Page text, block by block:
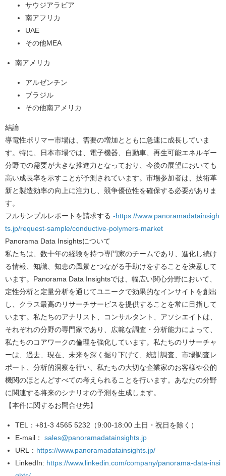
サウジアラビア
南アフリカ
UAE
その他MEA
南アメリカ
アルゼンチン
ブラジル
その他南アメリカ
結論
導電性ポリマー市場は、需要の増加とともに急速に成長していま
す。特に、日本市場では、電子機器、自動車、再生可能エネルギー
分野での需要が大きな推進力となっており、今後の展望においても
高い成長率を示すことが予測されています。市場参加者は、技術革
新と製造効率の向上に注力し、競争優位性を確保する必要がありま
す。
フルサンプルレポートを請求する -https://www.panoramadatainsigh
ts.jp/request-sample/conductive-polymers-market
Panorama Data Insightsについて
私たちは、数十年の経験を持つ専門家のチームであり、進化し続け
る情報、知識、知恵の風景とつながる手助けをすることを決意して
います。Panorama Data Insightsでは、幅広い関心分野において、
定性分析と定量分析を通じてユニークで効果的なインサイトを創出
し、クラス最高のリサーチサービスを提供することを常に目指して
います。私たちのアナリスト、コンサルタント、アソシエイトは、
それぞれの分野の専門家であり、広範な調査・分析能力によって、
私たちのコアワークの倫理を強化しています。私たちのリサーチャ
ーは、過去、現在、未来を深く掘り下げて、統計調査、市場調査レ
ポート、分析的洞察を行い、私たちの大切な企業家のお客様や公的
機関のほとんどすべての考えられることを行います。あなたの分野
に関連する将来のシナリオの予測を生成します。
【本件に関するお問合せ先】
TEL
：+81-3 4565 5232（9:00-18:00 土日・祝日を除く）
E-mail ： sales@panoramadatainsights.jp
URL
： https://www.panoramadatainsights.jp/
LinkedIn: https://www.linkedin.com/company/panorama-data-insi